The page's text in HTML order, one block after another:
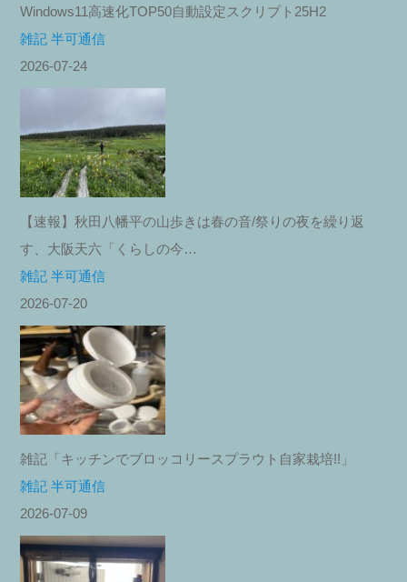
Windows11高速化TOP50自動設定スクリプト25H2
雑記 半可通信
2026-07-24
【速報】秋田八幡平の山歩きは春の音/祭りの夜を繰り返
す、大阪天六「くらしの今…
雑記 半可通信
2026-07-20
雑記「キッチンでブロッコリースプラウト自家栽培!!」
雑記 半可通信
2026-07-09